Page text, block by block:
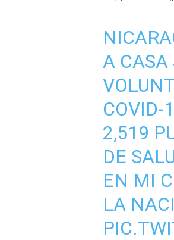
A CASA
COVID-
2,519
DE
EN MI
LA